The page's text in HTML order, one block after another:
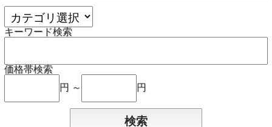
キーワード検索
価格帯検索
円 ～
円